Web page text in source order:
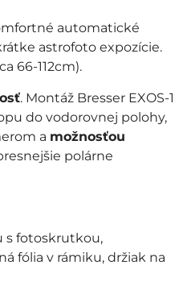
automatické
astrofoto expozície.
66-112cm).
. Montáž Bresser EXOS-1
do vodorovnej polohy,
a možnosťou
polárne
s fotoskrutkou,
fólia v rámiku, držiak na